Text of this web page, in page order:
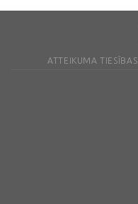
ATTEIKUMA TIESĪBAS